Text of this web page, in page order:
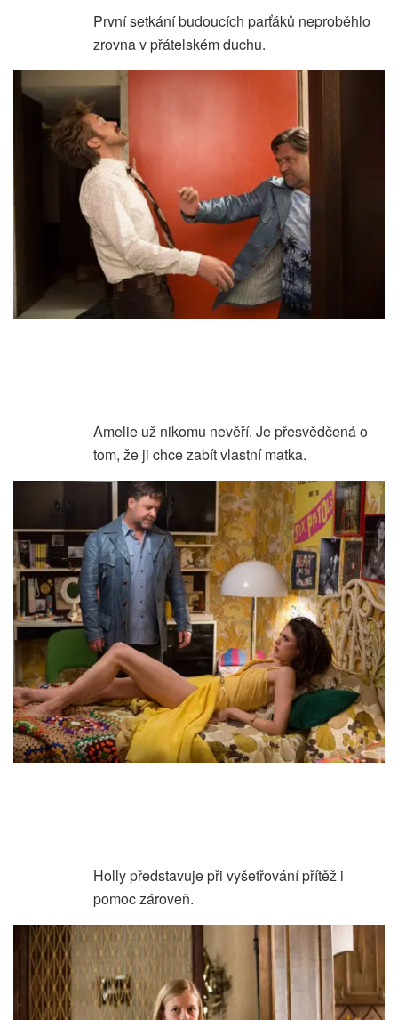
První setkání budoucích parťáků neproběhlo
zrovna v přátelském duchu.
Amelie už nikomu nevěří. Je přesvědčená o
tom, že ji chce zabít vlastní matka.
Holly představuje při vyšetřování přítěž i
pomoc zároveň.